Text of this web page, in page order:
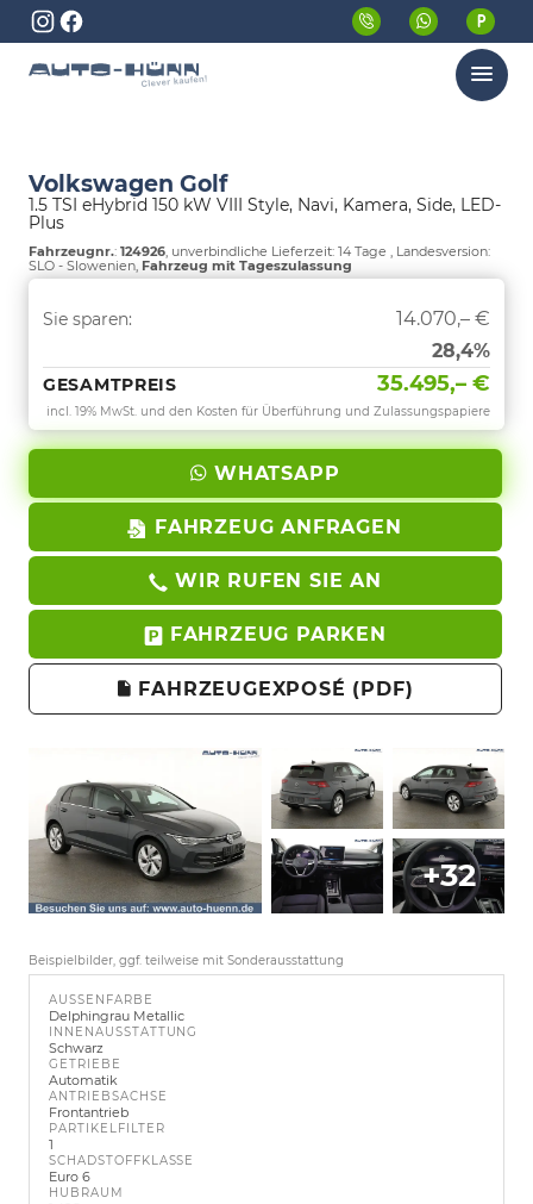
Menü
Volkswagen Golf
1.5 TSI eHybrid 150 kW VIII Style, Navi, Kamera, Side, LED-
Plus
Fahrzeugnr.: 124926, unverbindliche Lieferzeit: 14 Tage , Landesversion:
SLO - Slowenien, Fahrzeug mit Tageszulassung
Sie sparen:
14.070,– €
28,4%
GESAMTPREIS 35.495,– €
incl. 19% MwSt. und den Kosten für Überführung und Zulassungspapiere
WHATSAPP
FAHRZEUG ANFRAGEN
WIR RUFEN SIE AN
FAHRZEUG PARKEN
FAHRZEUGEXPOSÉ (PDF)
+32
Beispielbilder, ggf. teilweise mit Sonderausstattung
AUSSENFARBE
Delphingrau Metallic
INNENAUSSTATTUNG
Schwarz
GETRIEBE
Automatik
ANTRIEBSACHSE
Frontantrieb
PARTIKELFILTER
1
SCHADSTOFFKLASSE
Euro 6
HUBRAUM